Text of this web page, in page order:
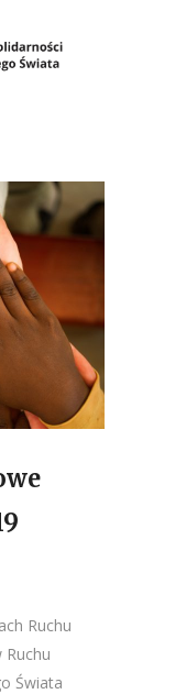
Ruchu
Ruchu
Świata